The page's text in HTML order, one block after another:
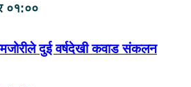
०१:००
दुई वर्षदेखी कवाड संकलन